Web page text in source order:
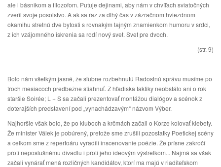
ale i básnikom a filozofom. Putuje dejinami, aby nám v chvíľach sviatočných
zveril svoje posolstvo. A ak sa raz za dlhý čas v zázračnom hviezdnom
okamihu stretnú dve bytosti s rovnakým tajným znamienkom humoru v srdci,
z ich vzájomného iskrenia sa rodí nový svet. Svet pre dvoch.
(str. 9)
Bolo nám všetkým jasné, že sľubne rozbehnutú Radostnú správu musíme po
troch mesiacoch predbežne stiahnuť. Z hľadiska taktiky neobstálo ani o rok
staršie Soirée; L + S sa začali prezentovať montážou dialógov a scénok z
doterajších predstavení pod „vynachádzavým“ názvom Výber.
Najhoršie však bolo, že po kluboch a krčmách začali o Korze kolovať klebety.
Že minister Válek je pobúrený, pretože sme zrušili pozostatky Poetickej scény
a celkom sme z repertoáru vyradili inscenovanie poézie. Že prísne zakročí
proti neposlušnému divadlu i proti jeho ideovým výstrelkom... Najmä sa však
začali vynárať mená rozličných kandidátov, ktorí ma majú v riaditeľskom